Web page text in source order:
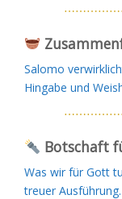
Salomo
Hingabe und
Botschaft
Was wir für Gott
treuer Ausführung.